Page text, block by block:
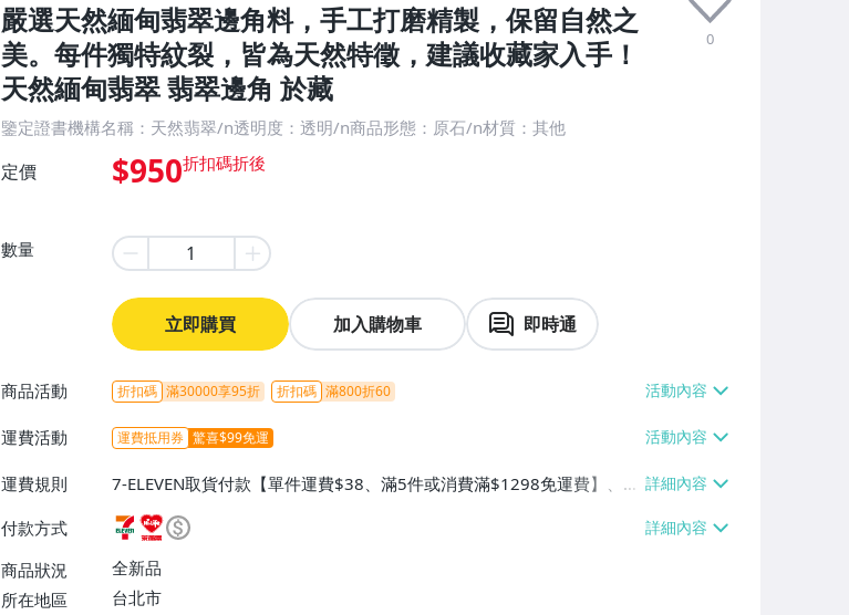
嚴選天然緬甸翡翠邊角料，手工打磨精製，保留自然之
美。每件獨特紋裂，皆為天然特徵，建議收藏家入手！
天然緬甸翡翠 翡翠邊角 於藏
0
鑒定證書機構名稱：天然翡翠/n透明度：透明/n商品形態：原石/n材質：其他
定價 $950
數量
立即購買 加入購物車 即時通
商品活動 折扣碼 滿30000享95折 折扣碼 滿800折60
運費活動 運費抵用券 驚喜$99免運
運費規則
7-ELEVEN取貨付款【單件運費$38、滿5件或消費滿$1298免運費】、7-
ELEVEN取貨不付款【免運費】、萊爾富取貨付款【單件運費$60、滿5件
或消費滿$1298免運費】、宅配/貨運【單件運費$120、滿5件或消費滿
$1598免運費】
付款方式
商品狀況
全新品
所在地區
台北市